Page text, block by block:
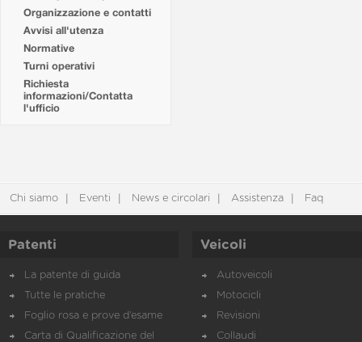
Organizzazione e contatti
Avvisi all'utenza
Normative
Turni operativi
Richiesta
informazioni/Contatta
l'ufficio
Chi siamo Eventi News e circolari Assistenza Faq
Patenti
La patente di guida
Tutte le pratiche
Foglio rosa e prove d’esame
Carta di Qualificazione del
Veicoli
Autoveicoli
Motocicli
Revisioni
Collaudi